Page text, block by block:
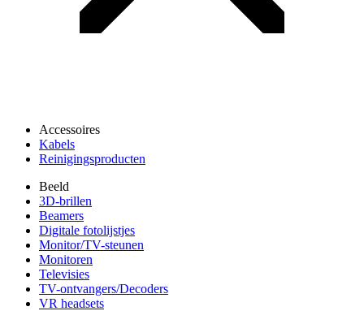
Accessoires
Kabels
Reinigingsproducten
Beeld
3D-brillen
Beamers
Digitale fotolijstjes
Monitor/TV-steunen
Monitoren
Televisies
TV-ontvangers/Decoders
VR headsets